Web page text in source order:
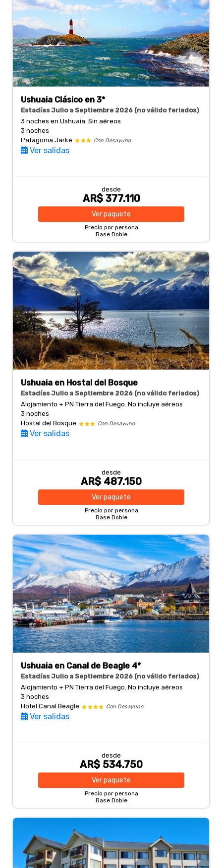
Ushuaia Clásico en 3*
Estadías Julio a Septiembre 2026 (no válido feriados)
3 noches en Ushuaia. Sin aéreos
3 noches
Patagonia Jarké
Con Desayuno
Ver salidas
desde
AR$ 377.110
Verpaquete
Precio por persona
Base Doble
Ushuaia en Hostal del Bosque
Estadías Julio a Septiembre 2026 (no válido feriados)
Alojamiento + PN Tierra del Fuego. No incluye aéreos
3 noches
Hostal del Bosque
Con Desayuno
Ver salidas
desde
AR$ 487.150
Verpaquete
Precio por persona
Base Doble
Ushuaia en Canal de Beagle 4*
Estadías Julio a Septiembre 2026 (no válido feriados)
Alojamiento + PN Tierra del Fuego. No incluye aéreos
3 noches
Hotel Canal Beagle
Con Desayuno
Ver salidas
desde
AR$ 534.750
Verpaquete
Precio por persona
Base Doble